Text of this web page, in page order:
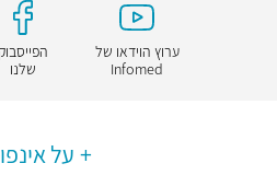
ערוץ הוידאו של
Infomed
שלנו
על